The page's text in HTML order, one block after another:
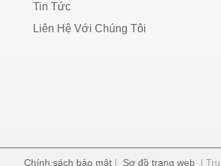
Tin Tức
Liên Hệ Với Chúng Tôi
Chính sách bảo mật| Sơ đồ trang web|